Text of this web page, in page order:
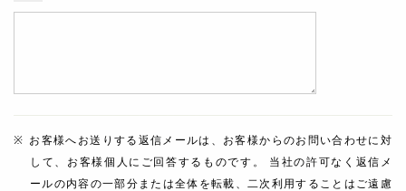
お客様へお送りする返信メールは、お客様からのお問い合わせに対
して、お客様個人にご回答するものです。 当社の許可なく返信メ
ールの内容の一部分または全体を転載、二次利用することはご遠慮